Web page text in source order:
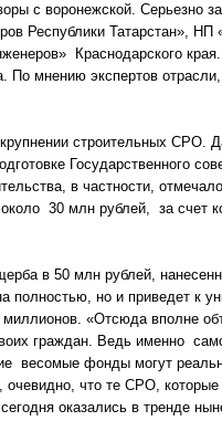
с воронежской. Серьезно
Республики Татарстан», НП
Краснодарского
По мнению экспертов
строительных СРО.
Государственного
в частности,
30 млн рублей, за счет
в 50 млн рублей,
полностью, но и приведет к
миллионов. «Отсюда вполне
граждан. Ведь именно
весомые фонды могут
что те СРО, которые
оказались в тренде